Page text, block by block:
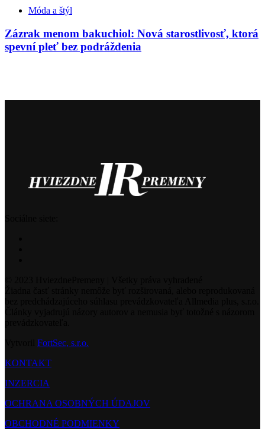
Móda a štýl
Zázrak menom bakuchiol: Nová starostlivosť, ktorá
spevní pleť bez podráždenia
FortSec, s.r.o.
KONTAKT
INZERCIA
OCHRANA OSOBNÝCH ÚDAJOV
OBCHODNÉ PODMIENKY